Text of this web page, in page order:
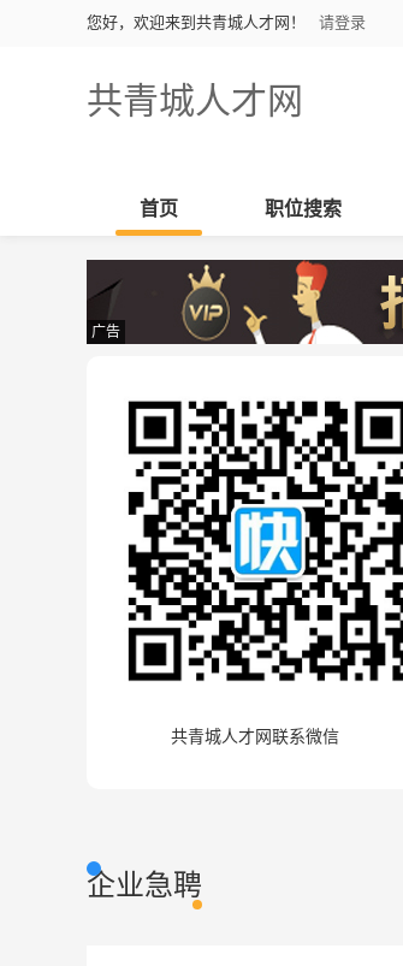
您好，欢迎来到共青城人才网！ 请登录
共青城人才网
首页 职位搜索
广告
共青城人才网联系微信
企业急聘